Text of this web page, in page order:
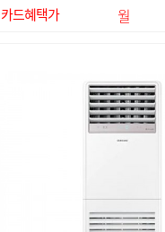
카드혜택가 월